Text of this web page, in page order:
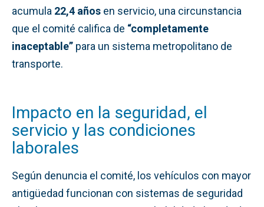
acumula 22,4 años en servicio, una circunstancia
que el comité califica de “completamente
inaceptable” para un sistema metropolitano de
transporte.
Impacto en la seguridad, el
servicio y las condiciones
laborales
Según denuncia el comité, los vehículos con mayor
antigüedad funcionan con sistemas de seguridad